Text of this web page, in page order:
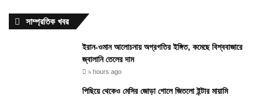
সাম্প্রতিক খবর
ইরান-ওমান আলোচনায় অগ্রগতির ইঙ্গিত, কমেছে বিশ্ববাজারে
জ্বালানি তেলের দাম
৯ hours ago
পিছিয়ে থেকেও মেসির জোড়া গোলে জিতলো ইন্টার মায়ামি